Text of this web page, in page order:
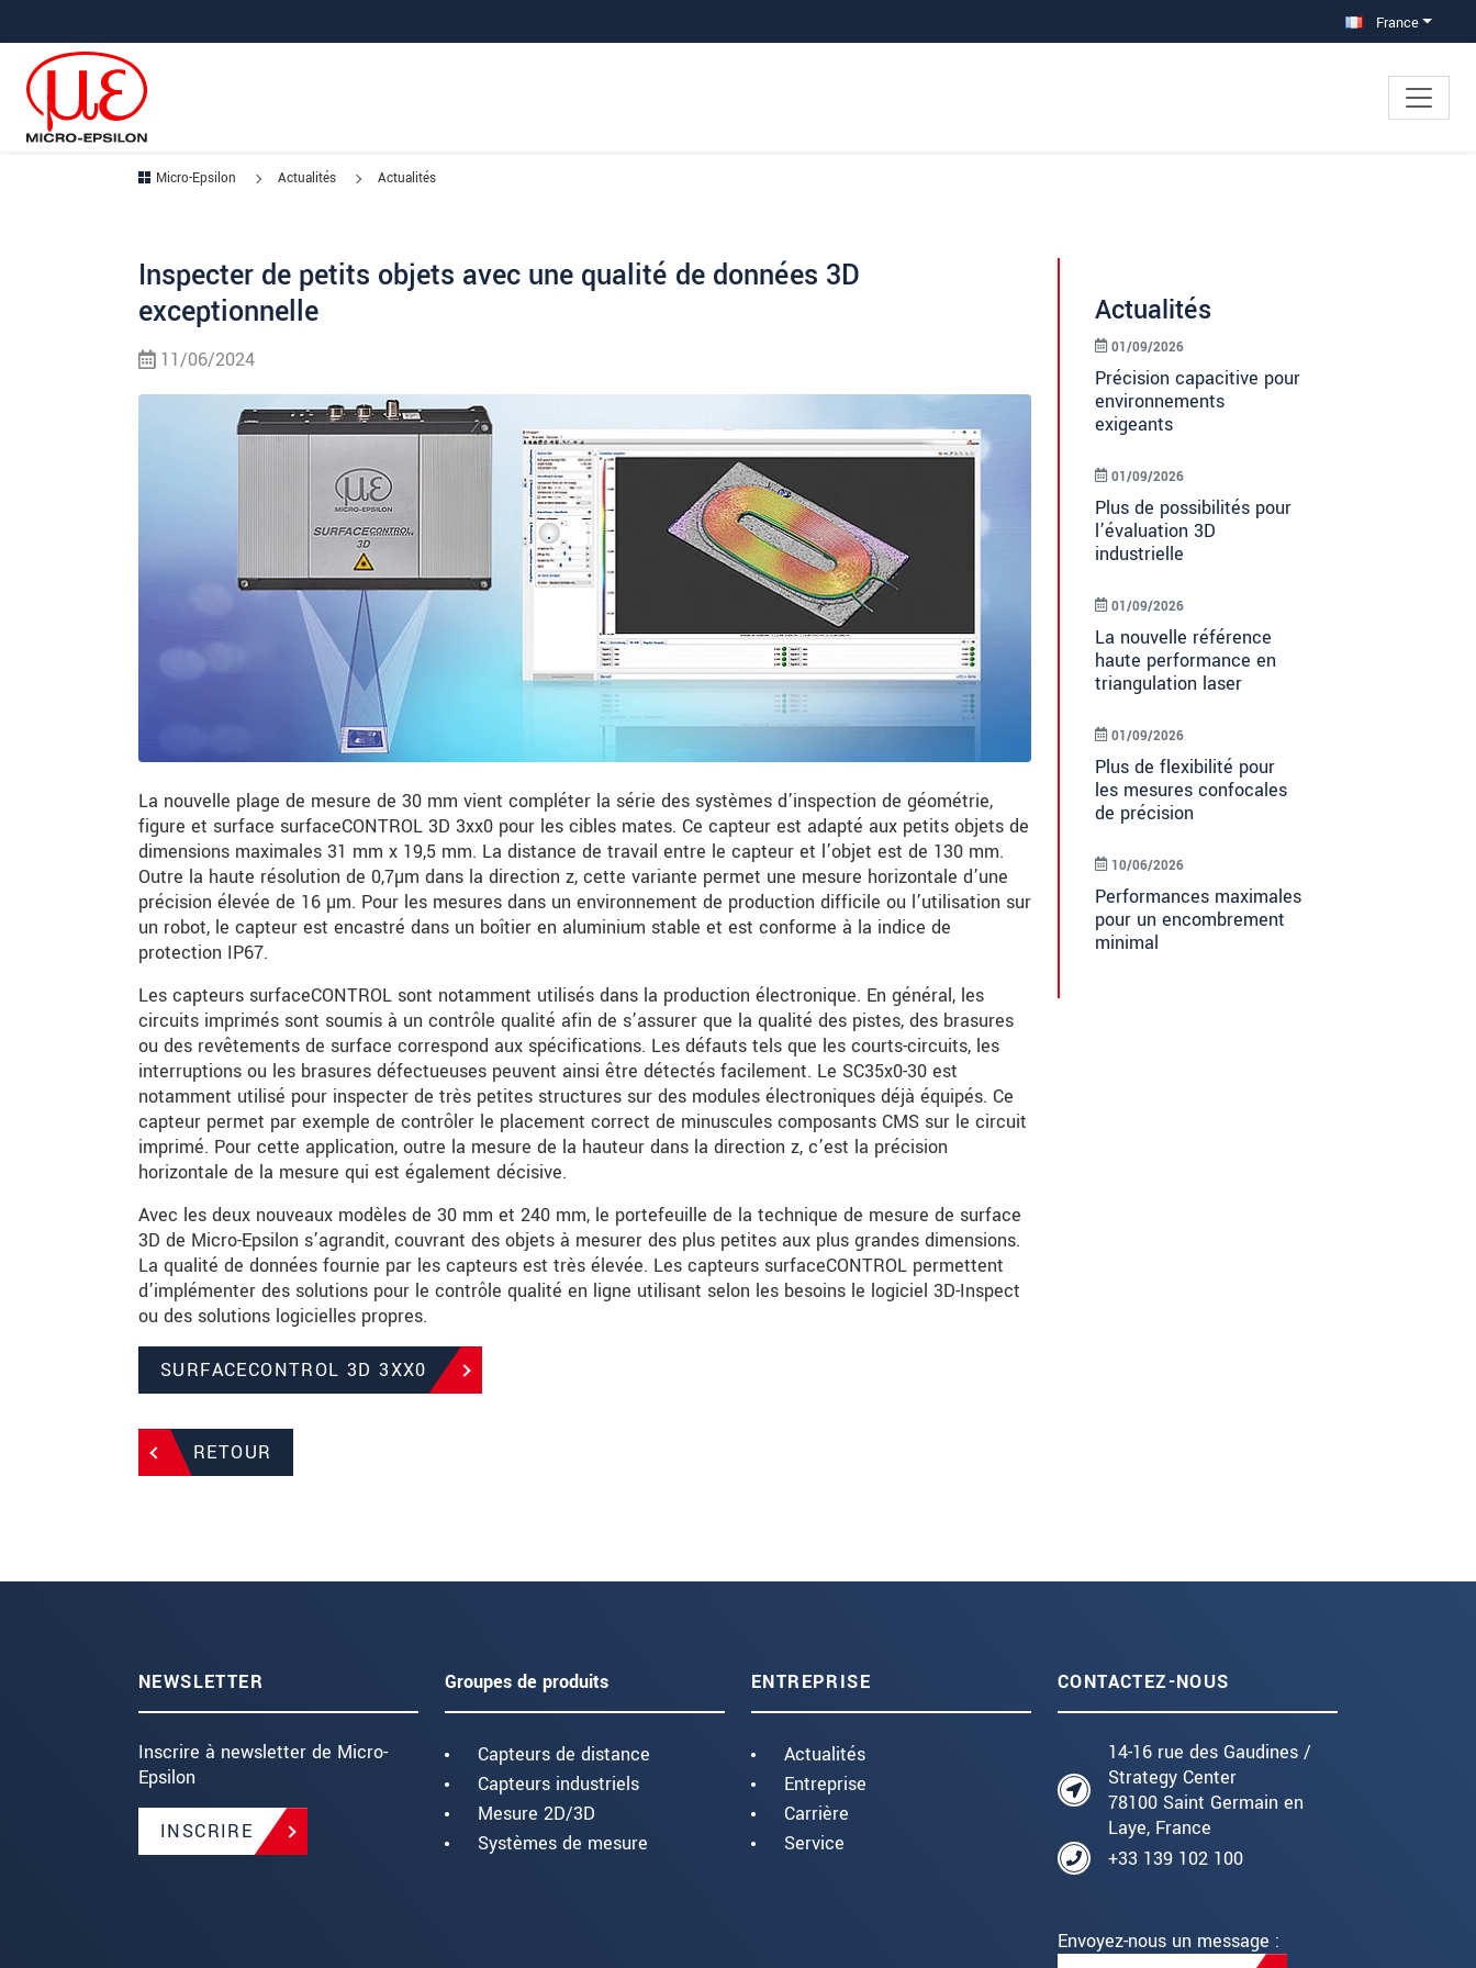
France
Micro-Epsilon Actualités Actualités
Inspecter de petits objets avec une qualité de données 3D
exceptionnelle
11/06/2024
La nouvelle plage de mesure de 30 mm vient compléter la série des systèmes d’inspection de géométrie,
figure et surface surfaceCONTROL 3D 3xx0 pour les cibles mates. Ce capteur est adapté aux petits objets de
dimensions maximales 31 mm x 19,5 mm. La distance de travail entre le capteur et l’objet est de 130 mm.
Outre la haute résolution de 0,7µm dans la direction z, cette variante permet une mesure horizontale d’une
précision élevée de 16 µm. Pour les mesures dans un environnement de production difficile ou l’utilisation sur
un robot, le capteur est encastré dans un boîtier en aluminium stable et est conforme à la indice de
protection IP67.
Les capteurs surfaceCONTROL sont notamment utilisés dans la production électronique. En général, les
circuits imprimés sont soumis à un contrôle qualité afin de s’assurer que la qualité des pistes, des brasures
ou des revêtements de surface correspond aux spécifications. Les défauts tels que les courts-circuits, les
interruptions ou les brasures défectueuses peuvent ainsi être détectés facilement. Le SC35x0-30 est
notamment utilisé pour inspecter de très petites structures sur des modules électroniques déjà équipés. Ce
capteur permet par exemple de contrôler le placement correct de minuscules composants CMS sur le circuit
imprimé. Pour cette application, outre la mesure de la hauteur dans la direction z, c’est la précision
horizontale de la mesure qui est également décisive.
Avec les deux nouveaux modèles de 30 mm et 240 mm, le portefeuille de la technique de mesure de surface
3D de Micro-Epsilon s’agrandit, couvrant des objets à mesurer des plus petites aux plus grandes dimensions.
La qualité de données fournie par les capteurs est très élevée. Les capteurs surfaceCONTROL permettent
d’implémenter des solutions pour le contrôle qualité en ligne utilisant selon les besoins le logiciel 3D-Inspect
ou des solutions logicielles propres.
SURFACECONTROL 3D 3XX0
RETOUR
Actualités
Précision capacitive pour
environnements
exigeants
01/09/2026
Plus de possibilités pour
l’évaluation 3D
industrielle
01/09/2026
La nouvelle référence
haute performance en
triangulation laser
01/09/2026
Plus de flexibilité pour
les mesures confocales
de précision
01/09/2026
Performances maximales
pour un encombrement
minimal
10/06/2026
NEWSLETTER
Inscrire à newsletter de Micro-
Epsilon
INSCRIRE
Groupes de produits
Capteurs de distance
Capteurs industriels
Mesure 2D/3D
Systèmes de mesure
ENTREPRISE
Actualités
Entreprise
Carrière
Service
CONTACTEZ-NOUS
14-16 rue des Gaudines /
Strategy Center
78100 Saint Germain en
Laye, France
+33 139 102 100
Envoyez-nous un message :